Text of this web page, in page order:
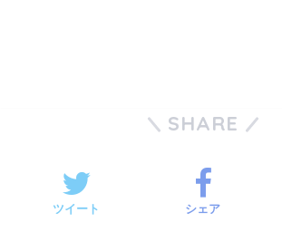
SHARE
ツイート シェア